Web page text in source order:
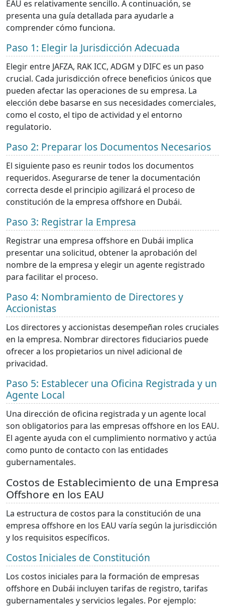
EAU es relativamente sencillo. A continuación, se
presenta una guía detallada para ayudarle a
comprender cómo funciona.
Paso 1: Elegir la Jurisdicción Adecuada
Elegir entre JAFZA, RAK ICC, ADGM y DIFC es un paso
crucial. Cada jurisdicción ofrece beneficios únicos que
pueden afectar las operaciones de su empresa. La
elección debe basarse en sus necesidades comerciales,
como el costo, el tipo de actividad y el entorno
regulatorio.
Paso 2: Preparar los Documentos Necesarios
El siguiente paso es reunir todos los documentos
requeridos. Asegurarse de tener la documentación
correcta desde el principio agilizará el proceso de
constitución de la empresa offshore en Dubái.
Paso 3: Registrar la Empresa
Registrar una empresa offshore en Dubái implica
presentar una solicitud, obtener la aprobación del
nombre de la empresa y elegir un agente registrado
para facilitar el proceso.
Paso 4: Nombramiento de Directores y
Accionistas
Los directores y accionistas desempeñan roles cruciales
en la empresa. Nombrar directores fiduciarios puede
ofrecer a los propietarios un nivel adicional de
privacidad.
Paso 5: Establecer una Oficina Registrada y un
Agente Local
Una dirección de oficina registrada y un agente local
son obligatorios para las empresas offshore en los EAU.
El agente ayuda con el cumplimiento normativo y actúa
como punto de contacto con las entidades
gubernamentales.
Costos de Establecimiento de una Empresa
Offshore en los EAU
La estructura de costos para la constitución de una
empresa offshore en los EAU varía según la jurisdicción
y los requisitos específicos.
Costos Iniciales de Constitución
Los costos iniciales para la formación de empresas
offshore en Dubái incluyen tarifas de registro, tarifas
gubernamentales y servicios legales. Por ejemplo: